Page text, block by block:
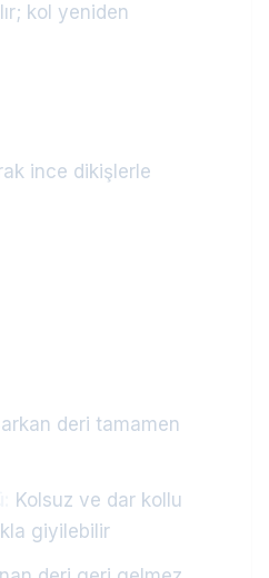
kol yeniden
ince dikişlerle
deri tamamen
Kolsuz ve dar kollu
giyilebilir